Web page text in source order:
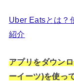
Uber Eatsとは？
紹介
アプリをダウン
ーイーツ)を使っ